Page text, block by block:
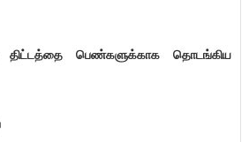
பெண்களுக்காக தொடங்கிய